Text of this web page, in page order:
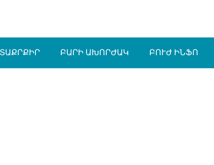
ԲԱՐԻ ԱԽՈՐԺԱԿ ԲՈՒԺ ԻՆՖՈ